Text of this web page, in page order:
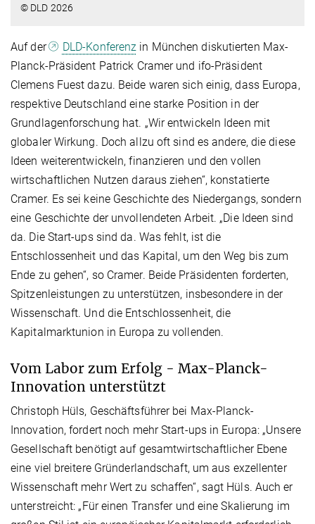
© DLD 2026
Auf der DLD-Konferenz in München diskutierten Max-
Planck-Präsident Patrick Cramer und ifo-Präsident
Clemens Fuest dazu. Beide waren sich einig, dass Europa,
respektive Deutschland eine starke Position in der
Grundlagenforschung hat. „Wir entwickeln Ideen mit
globaler Wirkung. Doch allzu oft sind es andere, die diese
Ideen weiterentwickeln, finanzieren und den vollen
wirtschaftlichen Nutzen daraus ziehen“, konstatierte
Cramer. Es sei keine Geschichte des Niedergangs, sondern
eine Geschichte der unvollendeten Arbeit. „Die Ideen sind
da. Die Start-ups sind da. Was fehlt, ist die
Entschlossenheit und das Kapital, um den Weg bis zum
Ende zu gehen“, so Cramer. Beide Präsidenten forderten,
Spitzenleistungen zu unterstützen, insbesondere in der
Wissenschaft. Und die Entschlossenheit, die
Kapitalmarktunion in Europa zu vollenden.
Vom Labor zum Erfolg - Max-Planck-
Innovation unterstützt
Christoph Hüls, Geschäftsführer bei Max-Planck-
Innovation, fordert noch mehr Start-ups in Europa: „Unsere
Gesellschaft benötigt auf gesamtwirtschaftlicher Ebene
eine viel breitere Gründerlandschaft, um aus exzellenter
Wissenschaft mehr Wert zu schaffen“, sagt Hüls. Auch er
unterstreicht: „Für einen Transfer und eine Skalierung im